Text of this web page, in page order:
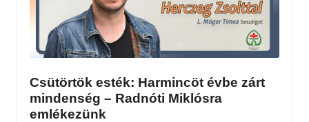
Csütörtök esték: Harmincöt évbe zárt
mindenség – Radnóti Miklósra
emlékezünk